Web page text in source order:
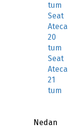
tum
Seat
Ateca
20
tum
Seat
Ateca
21
tum
Nedan